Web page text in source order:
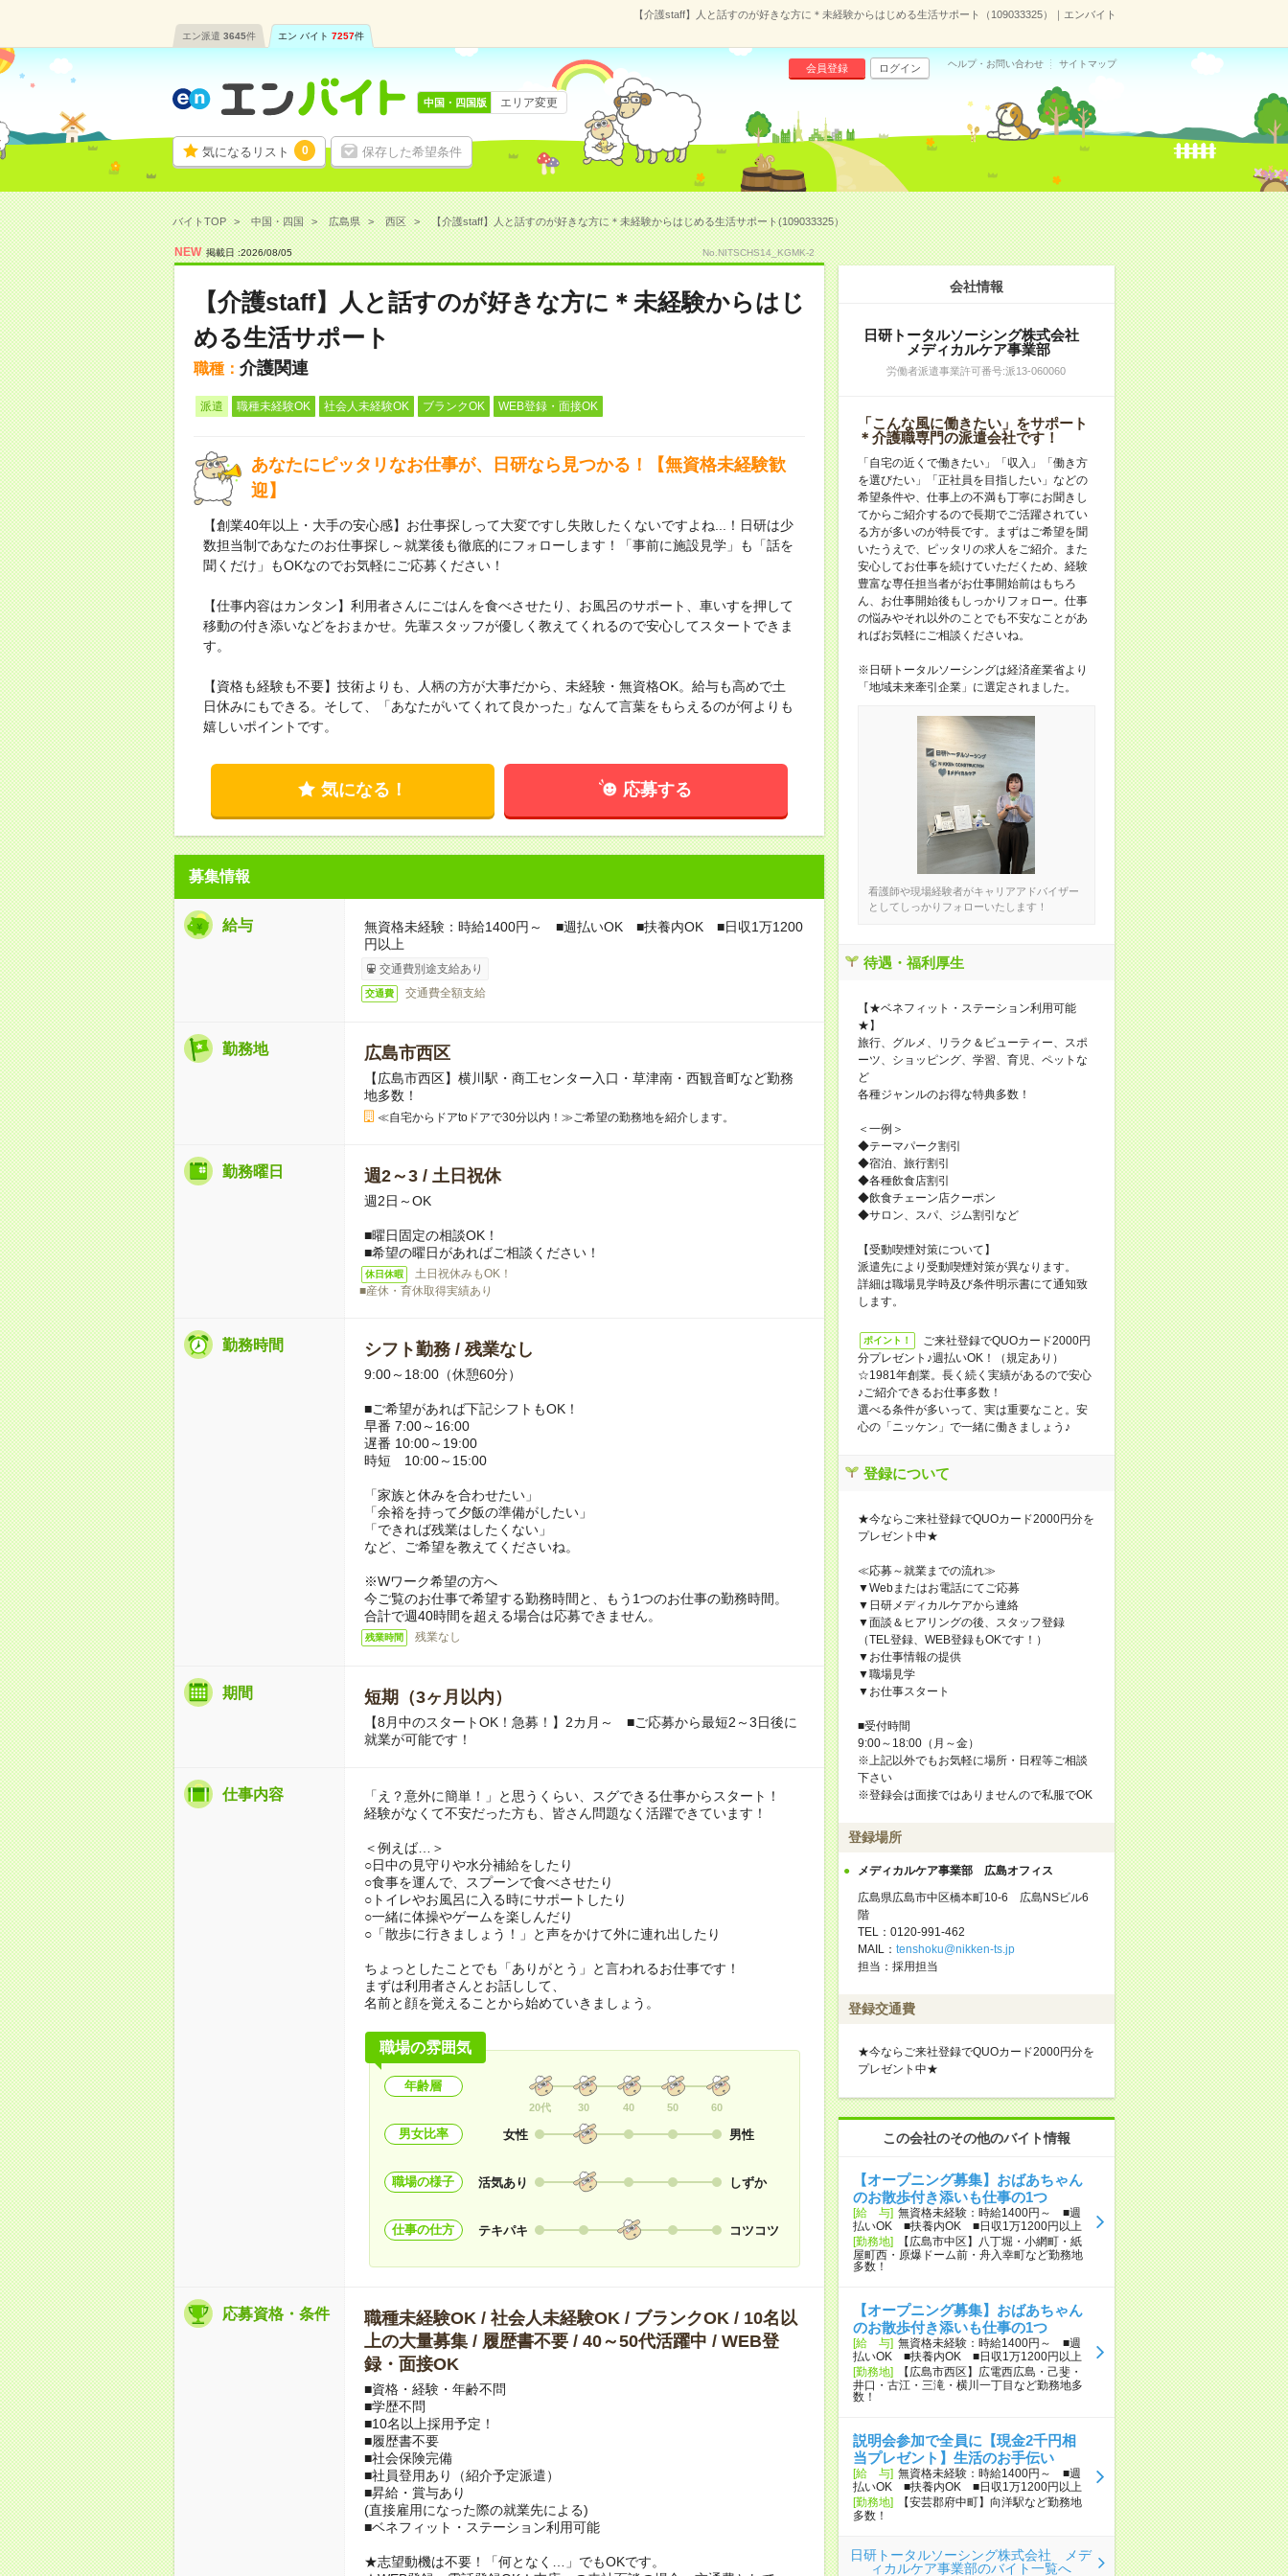
【介護staff】人と話すのが好きな方に＊未経験からはじめる生活サポート（109033325）｜エンバイト
エン派遣 3645件 エン バイト 7257件
気になるリスト 0 保存した希望条件
会員登録 ログイン ヘルプ・お問い合わせ サイトマップ
中国・四国版 エリア変更
バイトTOP 中国・四国 広島県 西区 【介護staff】人と話すのが好きな方に＊未経験からはじめる生活サポート(109033325）
NEW 掲載日 :2026/08/05 No.NITSCHS14_KGMK-2
【介護staff】人と話すのが好きな方に＊未経験からはじ
める生活サポート
職種： 介護関連
派遣 職種未経験OK 社会人未経験OK ブランクOK WEB登録・面接OK
あなたにピッタリなお仕事が、日研なら見つかる！【無資格未経験歓
迎】
【創業40年以上・大手の安心感】お仕事探しって大変ですし失敗したくないですよね...！日研は少
数担当制であなたのお仕事探し～就業後も徹底的にフォローします！「事前に施設見学」も「話を
聞くだけ」もOKなのでお気軽にご応募ください！
【仕事内容はカンタン】利用者さんにごはんを食べさせたり、お風呂のサポート、車いすを押して
移動の付き添いなどをおまかせ。先輩スタッフが優しく教えてくれるので安心してスタートできま
す。
【資格も経験も不要】技術よりも、人柄の方が大事だから、未経験・無資格OK。給与も高めで土
日休みにもできる。そして、「あなたがいてくれて良かった」なんて言葉をもらえるのが何よりも
嬉しいポイントです。
気になる！ 応募する
募集情報
給与
無資格未経験：時給1400円～ ■週払いOK ■扶養内OK ■日収1万1200
円以上
交通費別途支給あり
交通費 交通費全額支給
勤務地 広島市西区
【広島市西区】横川駅・商工センター入口・草津南・西観音町など勤務
地多数！
≪自宅からドアtoドアで30分以内！≫ご希望の勤務地を紹介します。
勤務曜日 週2～3 / 土日祝休
週2日～OK
■曜日固定の相談OK！
■希望の曜日があればご相談ください！
休日休暇
土日祝休みもOK！
■産休・育休取得実績あり
勤務時間 シフト勤務 / 残業なし
9:00～18:00（休憩60分）
■ご希望があれば下記シフトもOK！
早番 7:00～16:00
遅番 10:00～19:00
時短 10:00～15:00
「家族と休みを合わせたい」
「余裕を持って夕飯の準備がしたい」
「できれば残業はしたくない」
など、ご希望を教えてくださいね。
※Wワーク希望の方へ
今ご覧のお仕事で希望する勤務時間と、もう1つのお仕事の勤務時間。
合計で週40時間を超える場合は応募できません。
残業時間 残業なし
期間 短期（3ヶ月以内）
【8月中のスタートOK！急募！】2カ月～ ■ご応募から最短2～3日後に
就業が可能です！
仕事内容
「え？意外に簡単！」と思うくらい、スグできる仕事からスタート！
経験がなくて不安だった方も、皆さん問題なく活躍できています！
＜例えば…＞
○日中の見守りや水分補給をしたり
○食事を運んで、スプーンで食べさせたり
○トイレやお風呂に入る時にサポートしたり
○一緒に体操やゲームを楽しんだり
○「散歩に行きましょう！」と声をかけて外に連れ出したり
ちょっとしたことでも「ありがとう」と言われるお仕事です！
まずは利用者さんとお話しして、
名前と顔を覚えることから始めていきましょう。
職場の雰囲気
年齢層
20代 30 40 50 60
男女比率 女性 男性
職場の様子 活気あり しずか
仕事の仕方 テキパキ コツコツ
応募資格・条件
職種未経験OK / 社会人未経験OK / ブランクOK / 10名以
上の大量募集 / 履歴書不要 / 40～50代活躍中 / WEB登
録・面接OK
■資格・経験・年齢不問
■学歴不問
■10名以上採用予定！
■履歴書不要
■社会保険完備
■社員登用あり（紹介予定派遣）
■昇給・賞与あり
(直接雇用になった際の就業先による)
■ベネフィット・ステーション利用可能
★志望動機は不要！「何となく…」でもOKです。
会社情報
日研トータルソーシング株式会社
メディカルケア事業部
労働者派遣事業許可番号:派13-060060
「こんな風に働きたい」をサポート
＊介護職専門の派遣会社です！
「自宅の近くで働きたい」「収入」「働き方
を選びたい」「正社員を目指したい」などの
希望条件や、仕事上の不満も丁寧にお聞きし
てからご紹介するので長期でご活躍されてい
る方が多いのが特長です。まずはご希望を聞
いたうえで、ピッタリの求人をご紹介。また
安心してお仕事を続けていただくため、経験
豊富な専任担当者がお仕事開始前はもちろ
ん、お仕事開始後もしっかりフォロー。仕事
の悩みやそれ以外のことでも不安なことがあ
ればお気軽にご相談くださいね。
※日研トータルソーシングは経済産業省より
「地域未来牽引企業」に選定されました。
看護師や現場経験者がキャリアアドバイザー
としてしっかりフォローいたします！
待遇・福利厚生
【★ベネフィット・ステーション利用可能
★】
旅行、グルメ、リラク＆ビューティー、スポ
ーツ、ショッピング、学習、育児、ペットな
ど
各種ジャンルのお得な特典多数！
＜一例＞
◆テーマパーク割引
◆宿泊、旅行割引
◆各種飲食店割引
◆飲食チェーン店クーポン
◆サロン、スパ、ジム割引など
【受動喫煙対策について】
派遣先により受動喫煙対策が異なります。
詳細は職場見学時及び条件明示書にて通知致
します。
ポイント！
ご来社登録でQUOカード2000円
分プレゼント♪週払いOK！（規定あり）
☆1981年創業。長く続く実績があるので安心
♪ご紹介できるお仕事多数！
選べる条件が多いって、実は重要なこと。安
心の「ニッケン」で一緒に働きましょう♪
登録について
★今ならご来社登録でQUOカード2000円分を
プレゼント中★
≪応募～就業までの流れ≫
▼Webまたはお電話にてご応募
▼日研メディカルケアから連絡
▼面談＆ヒアリングの後、スタッフ登録
（TEL登録、WEB登録もOKです！）
▼お仕事情報の提供
▼職場見学
▼お仕事スタート
■受付時間
9:00～18:00（月～金）
※上記以外でもお気軽に場所・日程等ご相談
下さい
※登録会は面接ではありませんので私服でOK
登録場所
メディカルケア事業部 広島オフィス
広島県広島市中区橋本町10-6 広島NSビル6
階
TEL：0120-991-462
MAIL： tenshoku@nikken-ts.jp
担当：採用担当
登録交通費
★今ならご来社登録でQUOカード2000円分を
プレゼント中★
この会社のその他のバイト情報
【オープニング募集】おばあちゃん
のお散歩付き添いも仕事の1つ
[給 与] 無資格未経験：時給1400円～ ■週
払いOK ■扶養内OK ■日収1万1200円以上
[勤務地]
【広島市中区】八丁堀・小網町・紙
屋町西・原爆ドーム前・舟入幸町など勤務地
多数！
【オープニング募集】おばあちゃん
のお散歩付き添いも仕事の1つ
[給 与] 無資格未経験：時給1400円～ ■週
払いOK ■扶養内OK ■日収1万1200円以上
[勤務地]
【広島市西区】広電西広島・己斐・
井口・古江・三滝・横川一丁目など勤務地多
数！
説明会参加で全員に【現金2千円相
当プレゼント】生活のお手伝い
[給 与] 無資格未経験：時給1400円～ ■週
払いOK ■扶養内OK ■日収1万1200円以上
[勤務地]
【安芸郡府中町】向洋駅など勤務地
多数！
日研トータルソーシング株式会社 メデ
ィカルケア事業部のバイト一覧へ